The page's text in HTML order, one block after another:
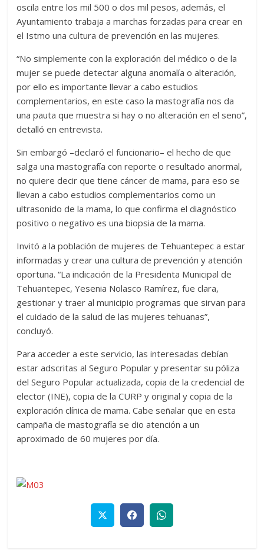
oscila entre los mil 500 o dos mil pesos, además, el
Ayuntamiento trabaja a marchas forzadas para crear en
el Istmo una cultura de prevención en las mujeres.
“No simplemente con la exploración del médico o de la
mujer se puede detectar alguna anomalía o alteración,
por ello es importante llevar a cabo estudios
complementarios, en este caso la mastografía nos da
una pauta que muestra si hay o no alteración en el seno”,
detalló en entrevista.
Sin embargó –declaró el funcionario– el hecho de que
salga una mastografía con reporte o resultado anormal,
no quiere decir que tiene cáncer de mama, para eso se
llevan a cabo estudios complementarios como un
ultrasonido de la mama, lo que confirma el diagnóstico
positivo o negativo es una biopsia de la mama.
Invitó a la población de mujeres de Tehuantepec a estar
informadas y crear una cultura de prevención y atención
oportuna. “La indicación de la Presidenta Municipal de
Tehuantepec, Yesenia Nolasco Ramírez, fue clara,
gestionar y traer al municipio programas que sirvan para
el cuidado de la salud de las mujeres tehuanas”,
concluyó.
Para acceder a este servicio, las interesadas debían
estar adscritas al Seguro Popular y presentar su póliza
del Seguro Popular actualizada, copia de la credencial de
elector (INE), copia de la CURP y original y copia de la
exploración clínica de mama. Cabe señalar que en esta
campaña de mastografía se dio atención a un
aproximado de 60 mujeres por día.